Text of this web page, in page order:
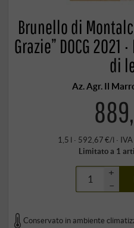
Brunello di
Grazie” DOCG 2021
di
Az. Agr. Il
1,5 l · 592,67 €/l ·
Limitato a 1
+
–
Conservato in ambiente